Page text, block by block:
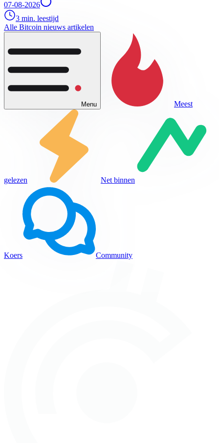
07-08-2026
3 min. leestijd
Alle Bitcoin nieuws artikelen
Menu Meest
gelezen Net binnen
Koers Community